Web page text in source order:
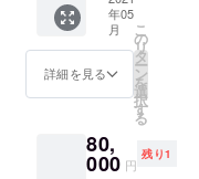
年05
月
詳細を見る
こ
の
リ
タ
ー
ン
を
選
択
す
る
80,
000 円
残り1